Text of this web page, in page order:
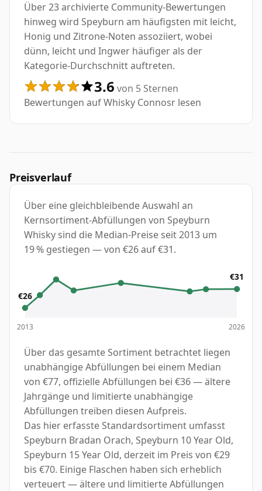
Über 23 archivierte Community-Bewertungen
hinweg wird Speyburn am häufigsten mit leicht,
Honig und Zitrone-Noten assoziiert, wobei
dünn, leicht und Ingwer häufiger als der
Kategorie-Durchschnitt auftreten.
3.6 von 5 Sternen
Bewertungen auf Whisky Connosr lesen
Preisverlauf
Über eine gleichbleibende Auswahl an
Kernsortiment-Abfüllungen von Speyburn
Whisky sind die Median-Preise seit 2013 um
19 % gestiegen — von €26 auf €31.
€26
2013
€31
2026
Über das gesamte Sortiment betrachtet liegen
unabhängige Abfüllungen bei einem Median
von €77, offizielle Abfüllungen bei €36 — ältere
Jahrgänge und limitierte unabhängige
Abfüllungen treiben diesen Aufpreis.
Das hier erfasste Standardsortiment umfasst
Speyburn Bradan Orach, Speyburn 10 Year Old,
Speyburn 15 Year Old, derzeit im Preis von €29
bis €70. Einige Flaschen haben sich erheblich
verteuert — ältere und limitierte Abfüllungen